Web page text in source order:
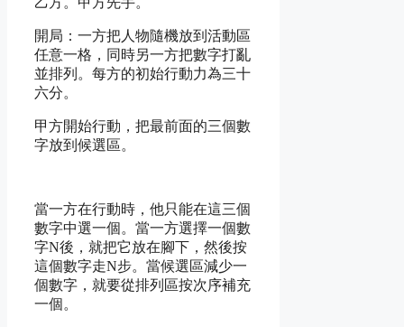
開局：一方把人物隨機放到活動區
任意一格，同時另一方把數字打亂
並排列。每方的初始行動力為三十
六分。
甲方開始行動，把最前面的三個數
字放到候選區。
當一方在行動時，他只能在這三個
數字中選一個。當一方選擇一個數
字N後，就把它放在腳下，然後按
這個數字走N步。當候選區減少一
個數字，就要從排列區按次序補充
一個。